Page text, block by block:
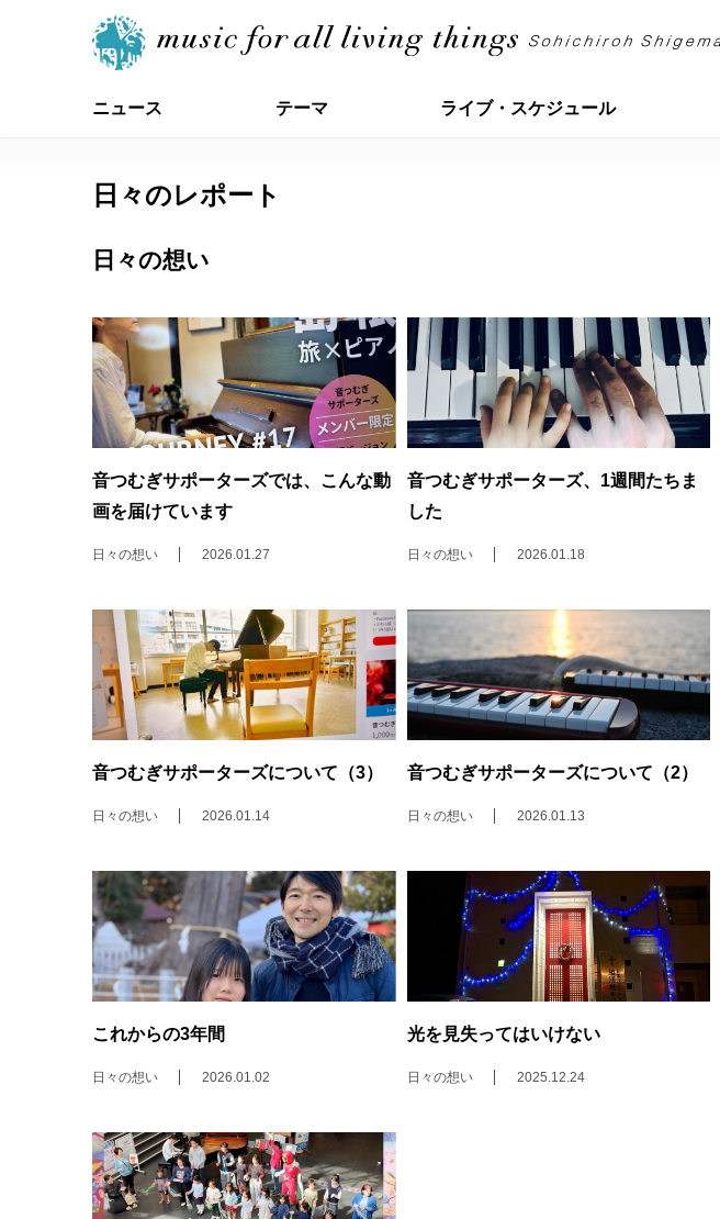
ニュース テーマ ライブ・スケジュール
日々のレポート
日々の想い
音つむぎサポーターズでは、こんな動
画を届けています
日々の想い 2026.01.27
音つむぎサポーターズ、1週間たちま
した
日々の想い 2026.01.18
音つむぎサポーターズについて（3）
日々の想い 2026.01.14
音つむぎサポーターズについて（2）
日々の想い 2026.01.13
これからの3年間
日々の想い 2026.01.02
光を見失ってはいけない
日々の想い 2025.12.24